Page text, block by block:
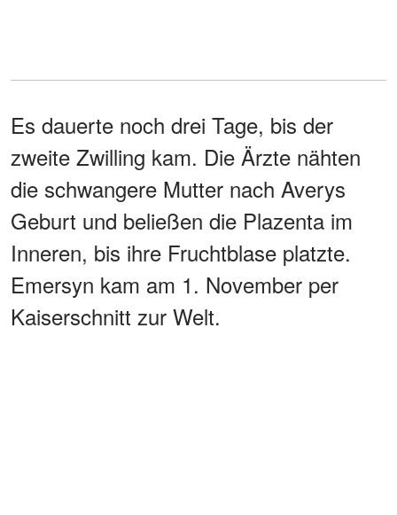
Es dauerte noch drei Tage, bis der
zweite Zwilling kam. Die Ärzte nähten
die schwangere Mutter nach Averys
Geburt und beließen die Plazenta im
Inneren, bis ihre Fruchtblase platzte.
Emersyn kam am 1. November per
Kaiserschnitt zur Welt.